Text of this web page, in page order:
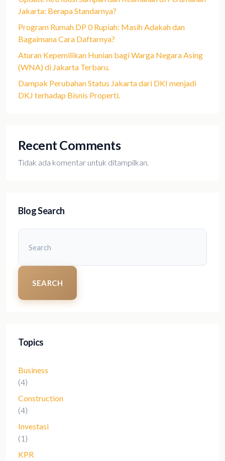
Jakarta: Berapa Standarnya?
Program Rumah DP 0 Rupiah: Masih Adakah dan
Bagaimana Cara Daftarnya?
Aturan Kepemilikan Hunian bagi Warga Negara Asing
(WNA) di Jakarta Terbaru.
Dampak Perubahan Status Jakarta dari DKI menjadi
DKJ terhadap Bisnis Properti.
Recent Comments
Tidak ada komentar untuk ditampilkan.
Blog Search
SEARCH
Topics
Business
(4)
Construction
(4)
Investasi
(1)
KPR